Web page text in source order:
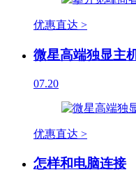
优惠直达 >
微星高端独显主
07.20
优惠直达 >
怎样和电脑连接